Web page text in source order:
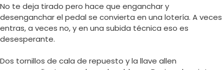
No te deja tirado pero hace que enganchar y
desenganchar el pedal se convierta en una lotería. A veces
entras, a veces no, y en una subida técnica eso es
desesperante.
Dos tornillos de cala de repuesto y la llave allen